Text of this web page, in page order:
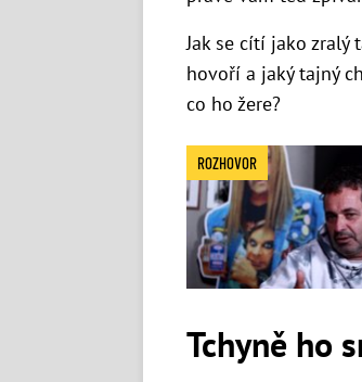
Jak se cítí jako zralý
hovoří a jaký tajný
co ho žere?
ROZHOVOR
Tchyně ho